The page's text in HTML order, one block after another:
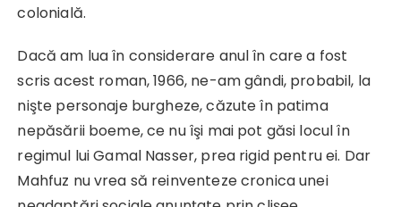
colonială.
Dacă am lua în considerare anul în care a fost
scris acest roman, 1966, ne-am gândi, probabil, la
nişte personaje burgheze, căzute în patima
nepăsării boeme, ce nu îşi mai pot găsi locul în
regimul lui Gamal Nasser, prea rigid pentru ei. Dar
Mahfuz nu vrea să reinventeze cronica unei